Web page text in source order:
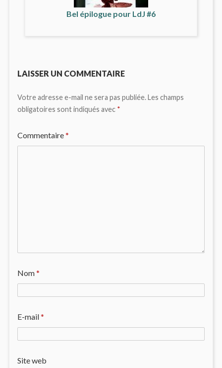
Bel épilogue pour LdJ #6
LAISSER UN COMMENTAIRE
Votre adresse e-mail ne sera pas publiée.Les champs
obligatoires sont indiqués avec *
Commentaire*
Nom*
E-mail*
Site web